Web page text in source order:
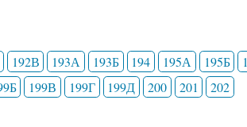
192В 193А 193Б 194 195А 195Б
199В 199Г 199Д 200 201 202